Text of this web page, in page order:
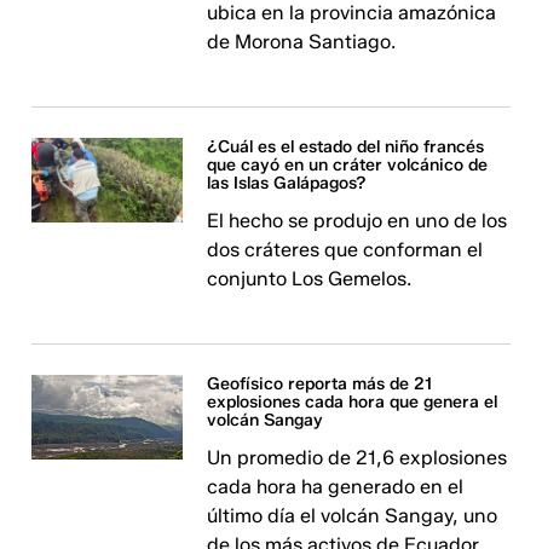
ubica en la provincia amazónica
de Morona Santiago.
¿Cuál es el estado del niño francés
que cayó en un cráter volcánico de
las Islas Galápagos?
El hecho se produjo en uno de los
dos cráteres que conforman el
conjunto Los Gemelos.
Geofísico reporta más de 21
explosiones cada hora que genera el
volcán Sangay
Un promedio de 21,6 explosiones
cada hora ha generado en el
último día el volcán Sangay, uno